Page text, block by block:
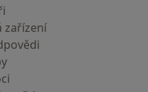
zařízení